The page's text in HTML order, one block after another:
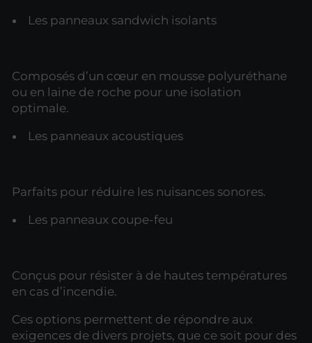
Les panneaux sandwich isolants
Composés d’un cœur en mousse polyuréthane
ou en laine de roche pour une isolation
optimale.
Les panneaux acoustiques
Parfaits pour réduire les nuisances sonores.
Les panneaux coupe-feu
Conçus pour résister à de hautes températures
en cas d’incendie.
Ces options permettent de répondre aux
exigences de divers projets, que ce soit pour des